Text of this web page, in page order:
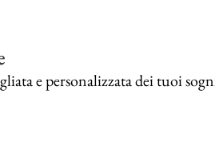
e personalizzata dei tuoi